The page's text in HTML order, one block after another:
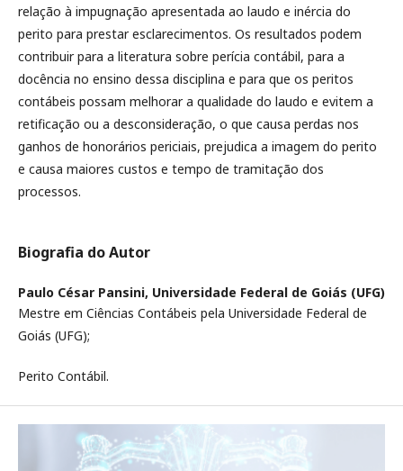
relação à impugnação apresentada ao laudo e inércia do
perito para prestar esclarecimentos. Os resultados podem
contribuir para a literatura sobre perícia contábil, para a
docência no ensino dessa disciplina e para que os peritos
contábeis possam melhorar a qualidade do laudo e evitem a
retificação ou a desconsideração, o que causa perdas nos
ganhos de honorários periciais, prejudica a imagem do perito
e causa maiores custos e tempo de tramitação dos
processos.
Biografia do Autor
Paulo César Pansini, Universidade Federal de Goiás (UFG)
Mestre em Ciências Contábeis pela Universidade Federal de
Goiás (UFG);
Perito Contábil.